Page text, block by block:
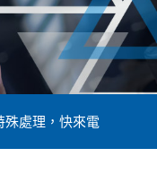
殊處理，快來電